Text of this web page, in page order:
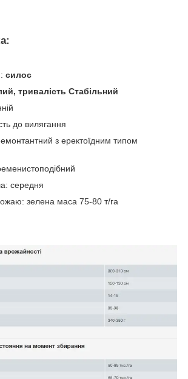
силос
тривалість Стабільний
до вилягання
з еректоїдним типом
середня
зелена маса 75-80 т/га